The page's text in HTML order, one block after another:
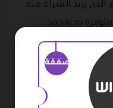
يريد الشراء منه
به وتحديد
إضافتها إلى سلة
البيانات المطلوبة
بشكل صحيح ودقيق
صفقة